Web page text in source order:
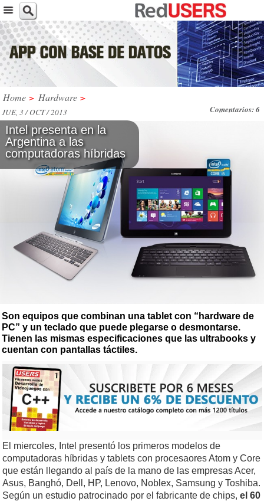
Home > Hardware >
Comentarios: 6
JUE, 3 / OCT / 2013
Intel presenta en la
Argentina a las
computadoras híbridas
Son equipos que combinan una tablet con “hardware de
PC” y un teclado que puede plegarse o desmontarse.
Tienen las mismas especificaciones que las ultrabooks y
cuentan con pantallas táctiles.
El miercoles, Intel presentó los primeros modelos de
computadoras híbridas y tablets con procesaores Atom y Core
que están llegando al país de la mano de las empresas Acer,
Asus, Banghó, Dell, HP, Lenovo, Noblex, Samsung y Toshiba.
Según un estudio patrocinado por el fabricante de chips, el 60